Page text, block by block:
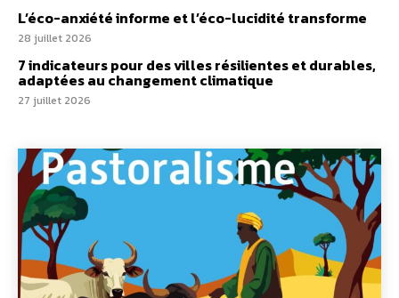
L’éco-anxiété informe et l’éco-lucidité transforme
28 juillet 2026
7 indicateurs pour des villes résilientes et durables,
adaptées au changement climatique
27 juillet 2026